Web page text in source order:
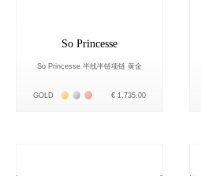
So Princesse
So Princesse 半线半链项链 黄金
GOLD Жёлтое золото 18К
Белое золото 18К
Розовое золото 18К
€ 1,735.00